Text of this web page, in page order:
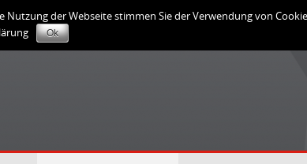
der Webseite stimmen Sie der Verwendung von
Ok